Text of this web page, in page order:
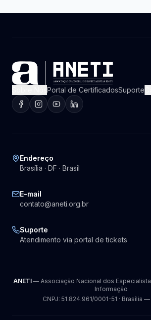
Portal de CertificadosSuporte
Endereço
Brasília · DF · Brasil
E-mail
contato@aneti.org.br
Suporte
Atendimento via portal de tickets
ANETI— Associação Nacional dos
Informação
CNPJ: 51.824.961/0001-51 · Brasília —